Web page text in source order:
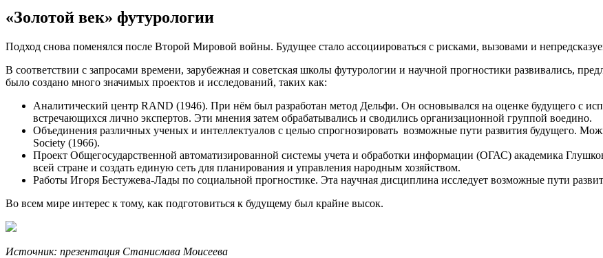
«Золотой век» футурологии
Подход снова поменялся после Второй Мировой войны. Будущее стало ассоциироваться с рисками, вызовами и
В соответствии с запросами времени, зарубежная и советская школы футурологии и научной прогностики развивались,
было создано много значимых проектов и исследований, таких как:
Аналитический центр RAND (1946). При нём был разработан метод Дельфи. Он основывался на оценке будущего с
встречающихся лично экспертов. Эти мнения затем обрабатывались и сводились организационной группой воедино.
Объединения различных ученых и интеллектуалов с целью спрогнозировать возможные пути развития будущего.
Society (1966).
Проект Общегосударственной автоматизированной системы учета и обработки информации (ОГАС) академика
всей стране и создать единую сеть для планирования и управления народным хозяйством.
Работы Игоря Бестужева-Лады по социальной прогностике. Эта научная дисциплина исследует возможные пути
Во всем мире интерес к тому, как подготовиться к будущему был крайне высок.
Источник: презентация Станислава Моисеева